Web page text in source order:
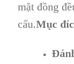
mặt đồng
cấu.Mục